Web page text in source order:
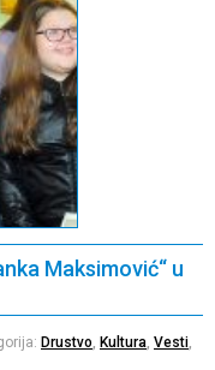
Maksimović“ u
Drustvo Kultura Vesti